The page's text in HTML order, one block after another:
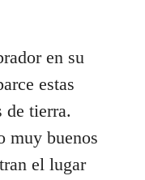
en su
estas
de tierra.
muy buenos
el lugar